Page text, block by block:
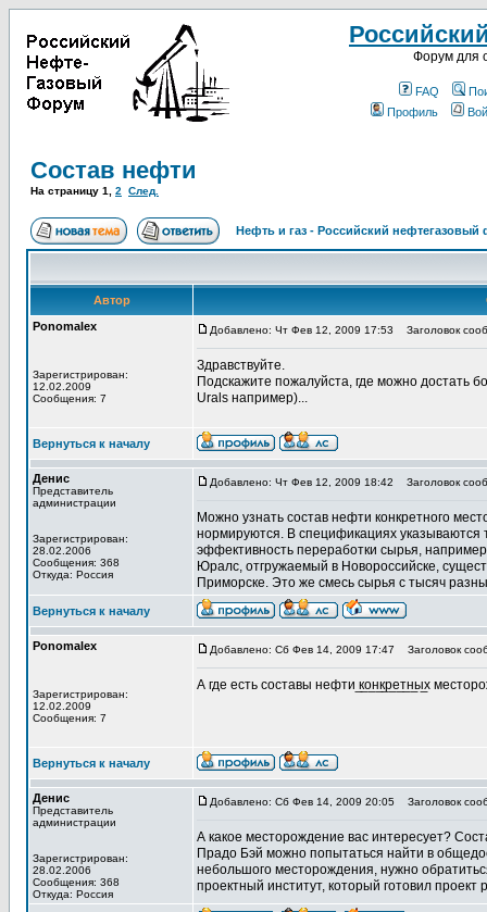
Форум для
FAQ
Профиль
Состав нефти
На страницу 1 2 След.
Нефть и газ - Российский нефтегазовый
Автор
Ponomalex
Зарегистрирован:
12.02.2009
Сообщения: 7
Добавлено: Чт Фев 12, 2009 17:53 Заголовок
Здравствуйте.
Подскажите пожалуйста, где можно достать
Urals например)...
Вернуться к началу
Денис
Представитель
администрации
Зарегистрирован:
28.02.2006
Сообщения: 368
Откуда: Россия
Добавлено: Чт Фев 12, 2009 18:42 Заголовок
Можно узнать состав нефти конкретного
нормируются. В спецификациях указываются
эффективность переработки сырья,
Юралс, отгружаемый в Новороссийске,
Приморске. Это же смесь сырья с тысяч
Вернуться к началу
Ponomalex
Зарегистрирован:
12.02.2009
Сообщения: 7
Добавлено: Сб Фев 14, 2009 17:47 Заголовок
А где есть составы нефти ̲к̲о̲н̲к̲р̲е̲т̲н̲ы̲х
Вернуться к началу
Денис
Представитель
администрации
Зарегистрирован:
28.02.2006
Сообщения: 368
Откуда: Россия
Добавлено: Сб Фев 14, 2009 20:05 Заголовок
А какое месторождение вас интересует?
Прадо Бэй можно попытаться найти в
небольшого месторождения, нужно
проектный институт, который готовил